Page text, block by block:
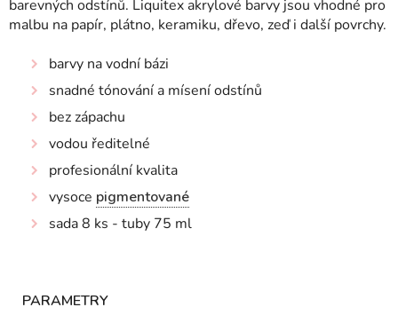
barevných odstínů. Liquitex akrylové barvy jsou vhodné pro
malbu na papír, plátno, keramiku, dřevo, zeď i další povrchy.
barvy na vodní bázi
snadné tónování a mísení odstínů
bez zápachu
vodou ředitelné
profesionální kvalita
vysoce pigmentované
sada 8 ks - tuby 75 ml